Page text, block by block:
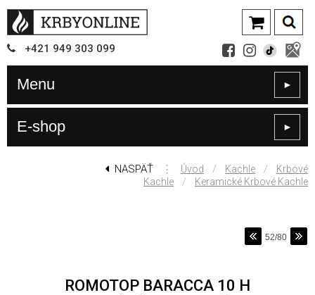
+421 949 303 099
Menu ►
E-shop ►
NASPÄŤ ⋮ Úvod / Kachle /
Krbové
Kachle
/ Keramické Krbové Kachle
52/80
ROMOTOP BARACCA 10 H